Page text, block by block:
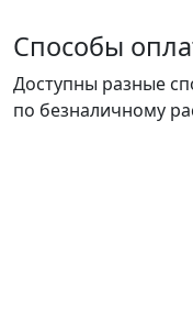
Способы
Доступны разные
по безналичному